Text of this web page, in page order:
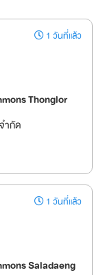
1 วันที่แล้ว
Thonglor
ากัด
1 วันที่แล้ว
Saladaeng